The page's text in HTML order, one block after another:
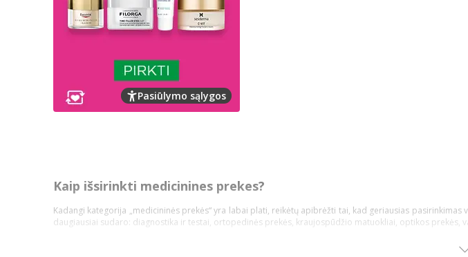
Pasiūlymo sąlygos
Kaip išsirinkti medicinines prekes?
Kadangi kategorija „medicininės prekės“ yra labai plati, reikėtų apibrėžti tai, kad geriausias
daugiausiai sudaro: diagnostika ir testai, ortopedinės prekės, kraujospūdžio matuokliai, optikos prekės,